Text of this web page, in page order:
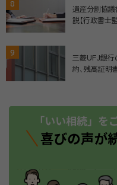
8
遺産分割協議
説【行政書士監
9
三菱UFJ銀行
約、残高証明